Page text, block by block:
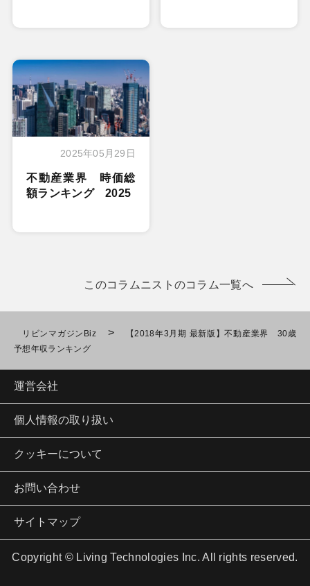
2025年05月29日
不動産業界 時価総
額ランキング 2025
このコラムニストのコラム一覧へ
リビンマガジンBiz >
【2018年3月期 最新版】不動産業界 30歳
予想年収ランキング
運営会社
個人情報の取り扱い
クッキーについて
お問い合わせ
サイトマップ
Copyright © Living Technologies Inc. All rights reserved.